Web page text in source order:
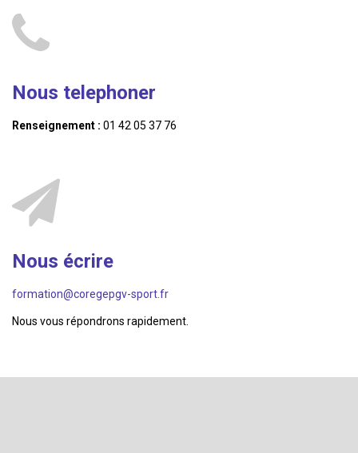
Nous telephoner
Renseignement : 01 42 05 37 76
Nous écrire
formation@coregepgv-sport.fr
Nous vous répondrons rapidement.